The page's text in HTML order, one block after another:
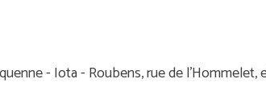
- Iota - Roubens, rue de l'Hommelet,